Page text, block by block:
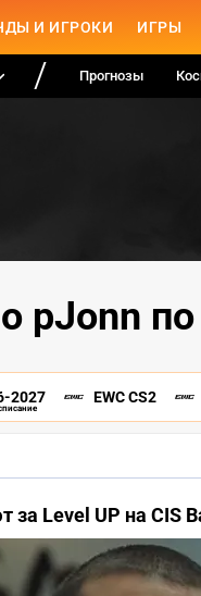
И ИГРОКИ ИГРЫ
Прогнозы
pJonn
2027 EWC CS2
за Level UP на CIS